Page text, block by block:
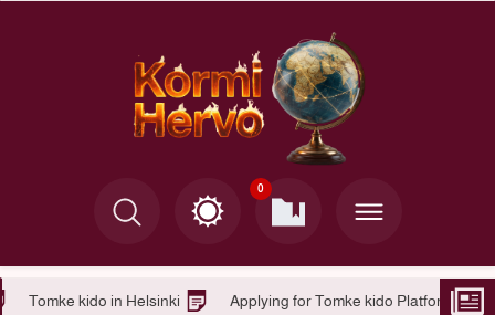
0
Applying for
Tomke kido in Helsinki
Tomke kido jobs